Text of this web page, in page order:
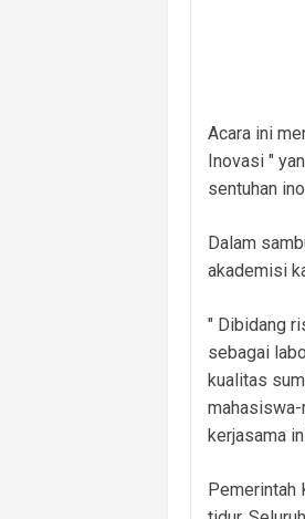
Acara ini
Inovasi "
sentuhan
Dalam
akademisi
" Dibidang
sebagai
kualitas
mahasiswa-
kerjasama
Pemerintah